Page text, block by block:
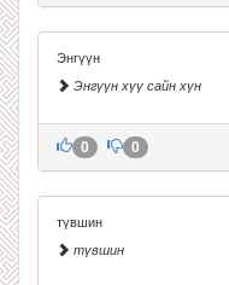
Энгүүн
Энгүүн хүү сайн хүн
0 0
түвшин
түвшин